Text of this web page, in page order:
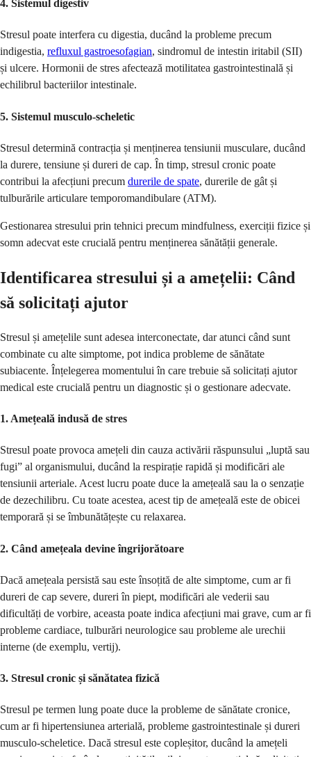
4. Sistemul digestiv
Stresul poate interfera cu digestia, ducând la probleme precum
indigestia, refluxul gastroesofagian, sindromul de intestin iritabil (SII)
și ulcere. Hormonii de stres afectează motilitatea gastrointestinală și
echilibrul bacteriilor intestinale.
5. Sistemul musculo-scheletic
Stresul determină contracția și menținerea tensiunii musculare, ducând
la durere, tensiune și dureri de cap. În timp, stresul cronic poate
contribui la afecțiuni precum durerile de spate, durerile de gât și
tulburările articulare temporomandibulare (ATM).
Gestionarea stresului prin tehnici precum mindfulness, exerciții fizice și
somn adecvat este crucială pentru menținerea sănătății generale.
Identificarea stresului și a amețelii: Când
să solicitați ajutor
Stresul și amețelile sunt adesea interconectate, dar atunci când sunt
combinate cu alte simptome, pot indica probleme de sănătate
subiacente. Înțelegerea momentului în care trebuie să solicitați ajutor
medical este crucială pentru un diagnostic și o gestionare adecvate.
1. Amețeală indusă de stres
Stresul poate provoca amețeli din cauza activării răspunsului „luptă sau
fugi” al organismului, ducând la respirație rapidă și modificări ale
tensiunii arteriale. Acest lucru poate duce la amețeală sau la o senzație
de dezechilibru. Cu toate acestea, acest tip de amețeală este de obicei
temporară și se îmbunătățește cu relaxarea.
2. Când amețeala devine îngrijorătoare
Dacă amețeala persistă sau este însoțită de alte simptome, cum ar fi
dureri de cap severe, dureri în piept, modificări ale vederii sau
dificultăți de vorbire, aceasta poate indica afecțiuni mai grave, cum ar fi
probleme cardiace, tulburări neurologice sau probleme ale urechii
interne (de exemplu, vertij).
3. Stresul cronic și sănătatea fizică
Stresul pe termen lung poate duce la probleme de sănătate cronice,
cum ar fi hipertensiunea arterială, probleme gastrointestinale și dureri
musculo-scheletice. Dacă stresul este copleșitor, ducând la amețeli